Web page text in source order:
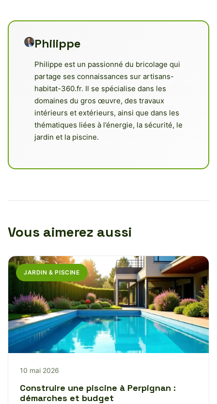
Philippe
Philippe est un passionné du bricolage qui
partage ses connaissances sur artisans-
habitat-360.fr. Il se spécialise dans les
domaines du gros œuvre, des travaux
intérieurs et extérieurs, ainsi que dans les
thématiques liées à l’énergie, la sécurité, le
jardin et la piscine.
Vous aimerez aussi
JARDIN & PISCINE
10 mai 2026
Construire une piscine à Perpignan :
démarches et budget